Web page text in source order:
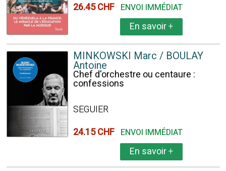
26.45 CHF ENVOI IMMÉDIAT
En savoir+
MINKOWSKI Marc / BOULAY
Antoine
Chef d'orchestre ou centaure :
confessions
SEGUIER
24.15 CHF ENVOI IMMÉDIAT
En savoir+